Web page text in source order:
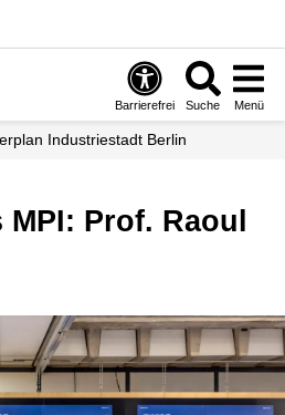
Barrierefrei Suche Menü
Industriestadt Berlin